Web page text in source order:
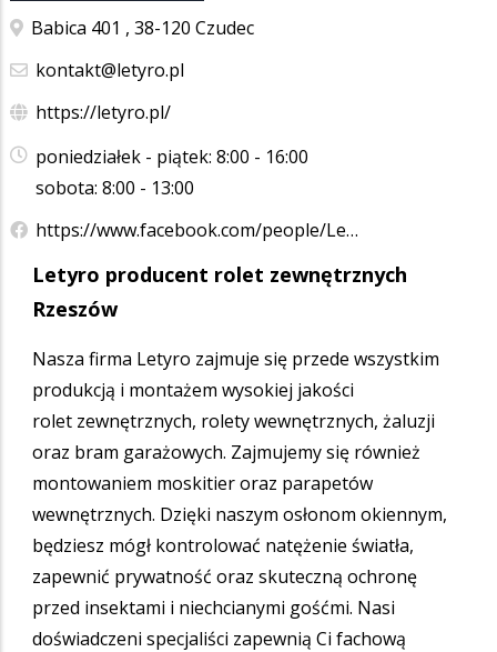
Babica 401 , 38-120 Czudec
kontakt@letyro.pl
https://letyro.pl/
poniedziałek - piątek: 8:00 - 16:00
sobota: 8:00 - 13:00
https://www.facebook.com/people/Le…
Letyro producent rolet zewnętrznych
Rzeszów
Nasza firma Letyro zajmuje się przede wszystkim
produkcją i montażem wysokiej jakości
rolet zewnętrznych, rolety wewnętrznych, żaluzji
oraz bram garażowych. Zajmujemy się również
montowaniem moskitier oraz parapetów
wewnętrznych. Dzięki naszym osłonom okiennym,
będziesz mógł kontrolować natężenie światła,
zapewnić prywatność oraz skuteczną ochronę
przed insektami i niechcianymi gośćmi. Nasi
doświadczeni specjaliści zapewnią Ci fachową